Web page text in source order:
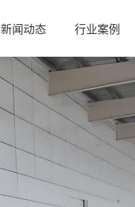
新闻动态 行业案例